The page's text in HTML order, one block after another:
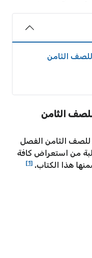
الثامن
الثامن
الثامن الفصل
من استعراض كافة
هذا الكتاب. [1]